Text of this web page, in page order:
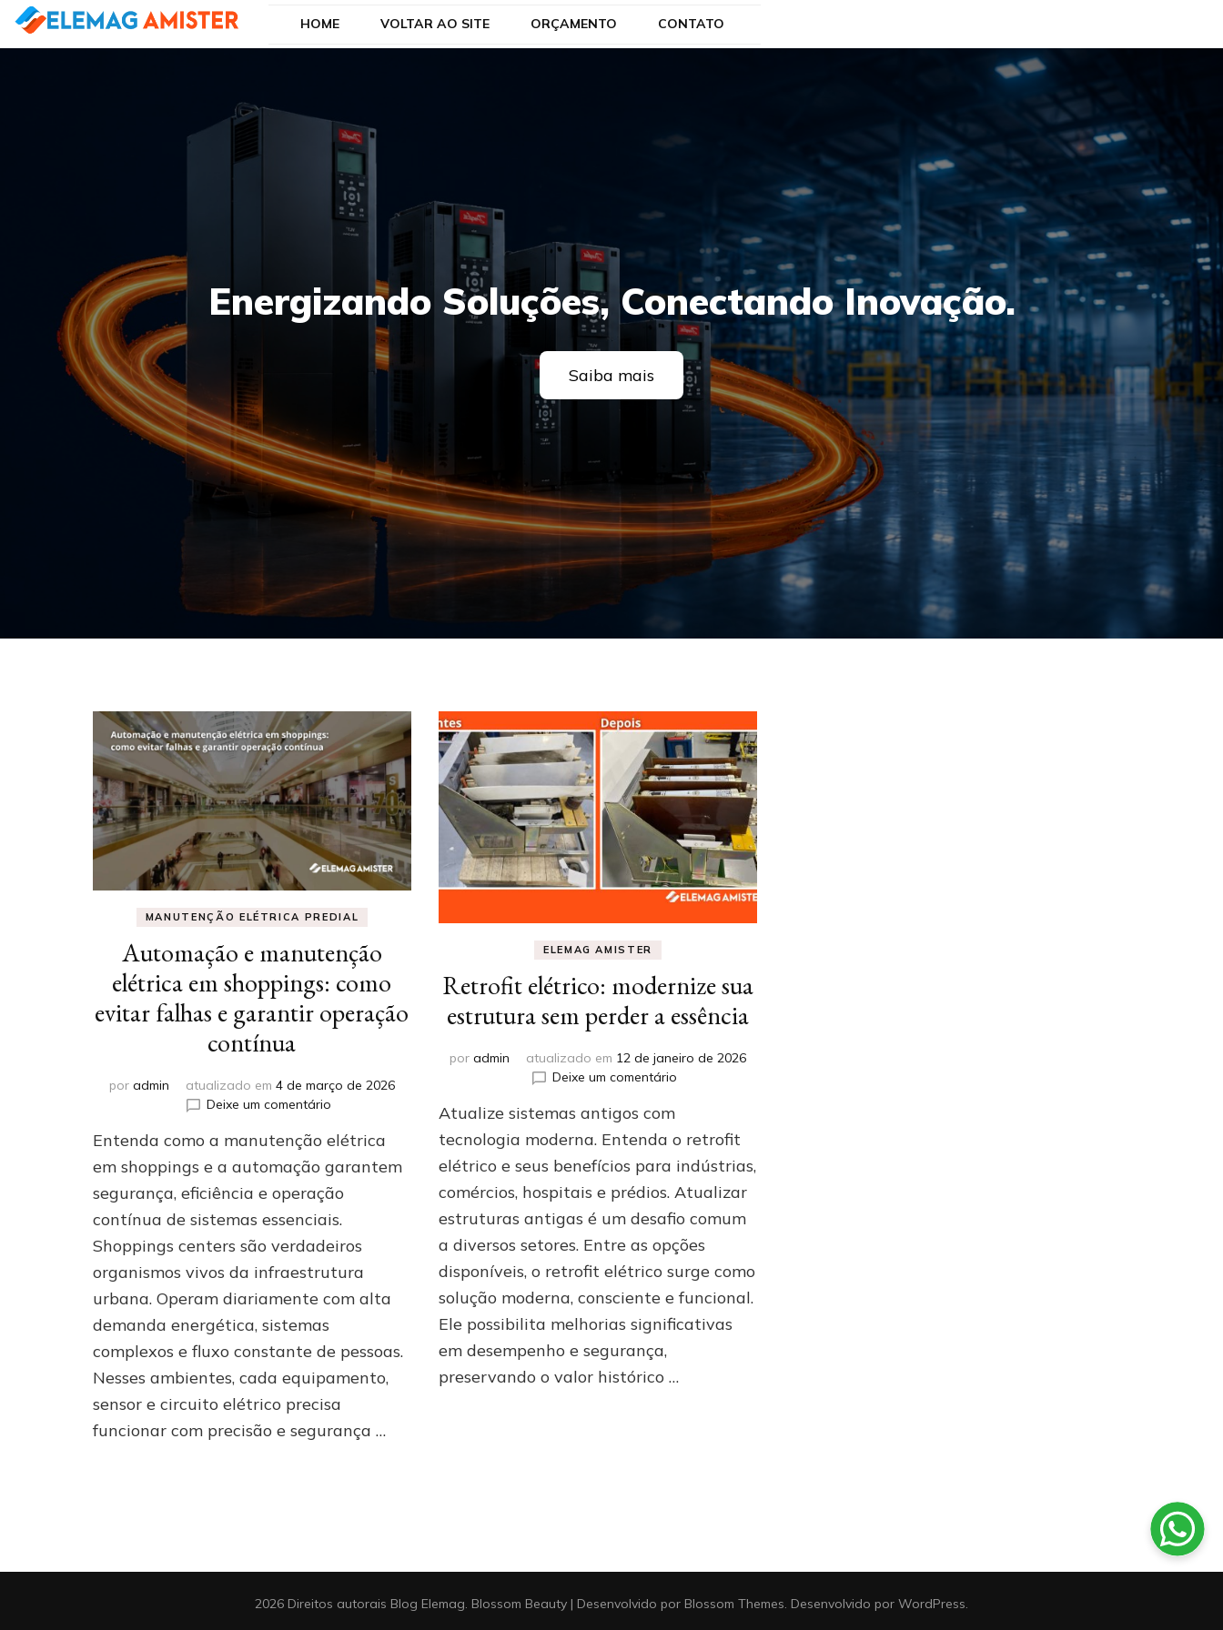
HOME VOLTAR AO SITE ORÇAMENTO CONTATO
Energizando Soluções, Conectando Inovação.
Saiba mais
MANUTENÇÃO ELÉTRICA PREDIAL
Automação e manutenção
elétrica em shoppings: como
evitar falhas e garantir operação
contínua
por admin atualizado em 4 de março de 2026
Deixe um comentárioem
e
manutenção
elétrica
em
shoppings:
como
evitar
falhas
e
contínua
Entenda como a manutenção elétrica
em shoppings e a automação garantem
segurança, eficiência e operação
contínua de sistemas essenciais.
Shoppings centers são verdadeiros
organismos vivos da infraestrutura
urbana. Operam diariamente com alta
demanda energética, sistemas
complexos e fluxo constante de pessoas.
Nesses ambientes, cada equipamento,
sensor e circuito elétrico precisa
funcionar com precisão e segurança …
ELEMAG AMISTER
Retrofit elétrico: modernize sua
estrutura sem perder a essência
por admin atualizado em 12 de janeiro de 2026
Deixe um comentárioem
modernize
estrutura
sem
a
essência
Atualize sistemas antigos com
tecnologia moderna. Entenda o retrofit
elétrico e seus benefícios para indústrias,
comércios, hospitais e prédios. Atualizar
estruturas antigas é um desafio comum
a diversos setores. Entre as opções
disponíveis, o retrofit elétrico surge como
solução moderna, consciente e funcional.
Ele possibilita melhorias significativas
em desempenho e segurança,
preservando o valor histórico …
2026 Direitos autorais Blog Elemag. Blossom Beauty | Desenvolvido por Blossom Themes. Desenvolvido por WordPress.